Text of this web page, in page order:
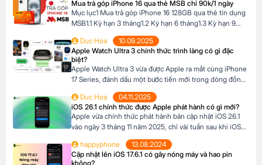
Phone, chương trình trả góp iPhone 16 […]
Mua trả góp iPhone 16 qua thẻ MSB chỉ 90k/1 ngày
Mục lục1 Mua trả góp iPhone 16 128GB qua thẻ tín dụng
MSB1.1 Kỳ hạn 3 tháng1.2 Kỳ hạn 6 tháng1.3 Kỳ hạn 9
qua thẻ tín dụng MSB Đừng bỏ lỡ cơ hội sở hữu iPhone
16 128GB với mức giá hấp dẫn […]
Duc Hoa
10.09.2025
Apple Watch Ultra 3 chính thức trình làng có gì đặc
biệt?
Apple Watch Ultra 3 vừa được Apple ra mắt cùng iPhone
17 Series, đánh dấu một bước tiến mới trong dòng đồng
phiêu lưu. Với thiết kế chắc chắn, tính năng theo dõi sức
khỏe vượt trội và thời lượng pin ấn tượng, […]
Duc Hoa
04.11.2025
iOS 26.1 chính thức được Apple phát hành có gì mới?
Apple vừa chính thức phát hành bản cập nhật iOS 26.1
vào ngày 3 tháng 11 năm 2025, chỉ vài tuần sau khi iOS
26 ra mắt. Đây là bản cập nhật đầu tiên lớn cho hệ điều
hành mới nhất dành cho iPhone, mang đến nhiều cải
tiến đáng chú ý, tập trung vào […]
happyphone
13.08.2024
Cập nhật lên iOS 17.6.1 có gây nóng máy và hao pin
không?